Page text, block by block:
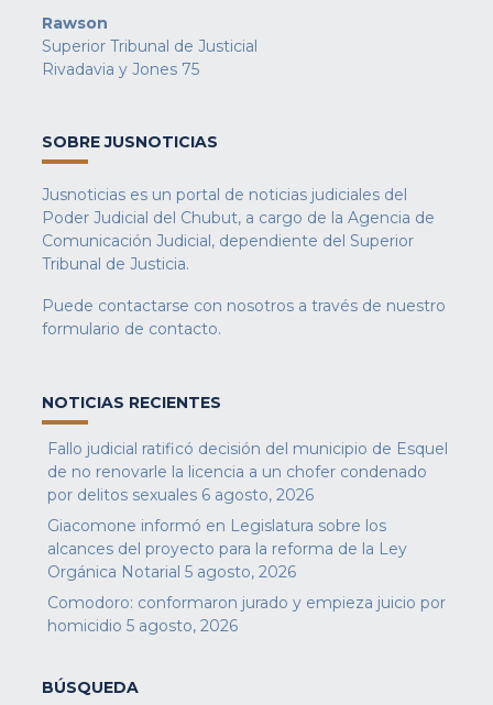
Rawson
Superior Tribunal de Justicial
Rivadavia y Jones 75
SOBRE JUSNOTICIAS
Jusnoticias es un portal de noticias judiciales del
Poder Judicial del Chubut, a cargo de la Agencia de
Comunicación Judicial, dependiente del Superior
Tribunal de Justicia.
Puede contactarse con nosotros a través de nuestro
formulario de contacto.
NOTICIAS RECIENTES
Fallo judicial ratificó decisión del municipio de Esquel
de no renovarle la licencia a un chofer condenado
por delitos sexuales 6 agosto, 2026
Giacomone informó en Legislatura sobre los
alcances del proyecto para la reforma de la Ley
Orgánica Notarial 5 agosto, 2026
Comodoro: conformaron jurado y empieza juicio por
homicidio 5 agosto, 2026
BÚSQUEDA